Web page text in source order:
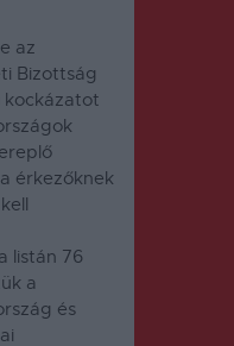
az
Bizottság
kockázatot
érkezőknek
listán 76
a
és